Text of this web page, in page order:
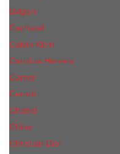
Bvlgari
Cacharel
Calvin Klein
Carolina Herrera
Cartier
Cerruti
Сhanеl
Chloe
Christian Dior